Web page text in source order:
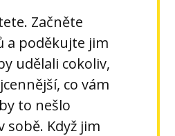
Začněte
a poděkujte jim
udělali cokoliv,
co vám
to nešlo
sobě. Když jim